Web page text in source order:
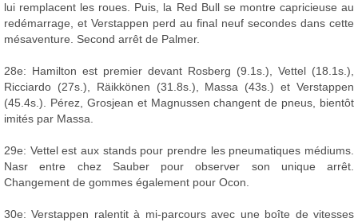
lui remplacent les roues. Puis, la Red Bull se montre capricieuse au
redémarrage, et Verstappen perd au final neuf secondes dans cette
mésaventure. Second arrêt de Palmer.
28e: Hamilton est premier devant Rosberg (9.1s.), Vettel (18.1s.),
Ricciardo (27s.), Räikkönen (31.8s.), Massa (43s.) et Verstappen
(45.4s.). Pérez, Grosjean et Magnussen changent de pneus, bientôt
imités par Massa.
29e: Vettel est aux stands pour prendre les pneumatiques médiums.
Nasr entre chez Sauber pour observer son unique arrêt.
Changement de gommes également pour Ocon.
30e: Verstappen ralentit à mi-parcours avec une boîte de vitesses